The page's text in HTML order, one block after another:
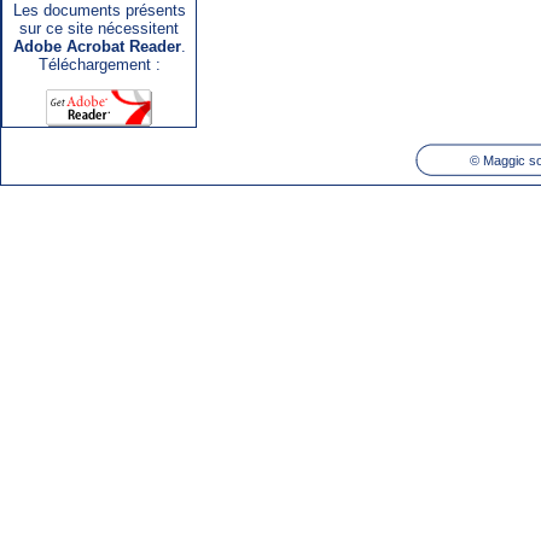
.SNCB - TEC : Système de
correspondance ARIbus.
Les documents présents
sur ce site nécessitent
Adobe Acrobat Reader.
Téléchargement :
© Maggic